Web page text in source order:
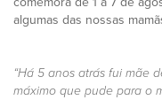
algumas das nossas
“Há 5 anos atrás fui mãe
máximo que pude para o